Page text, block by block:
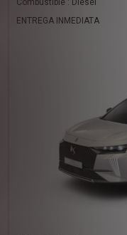
Combustible : Diésel
ENTREGA INMEDIATA